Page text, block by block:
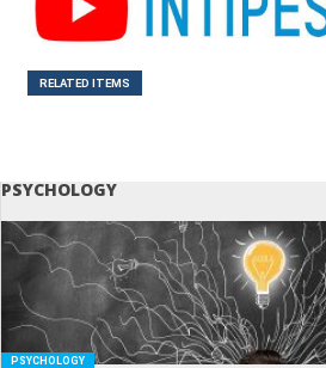
RELATED ITEMS
PSYCHOLOGY
PSYCHOLOGY